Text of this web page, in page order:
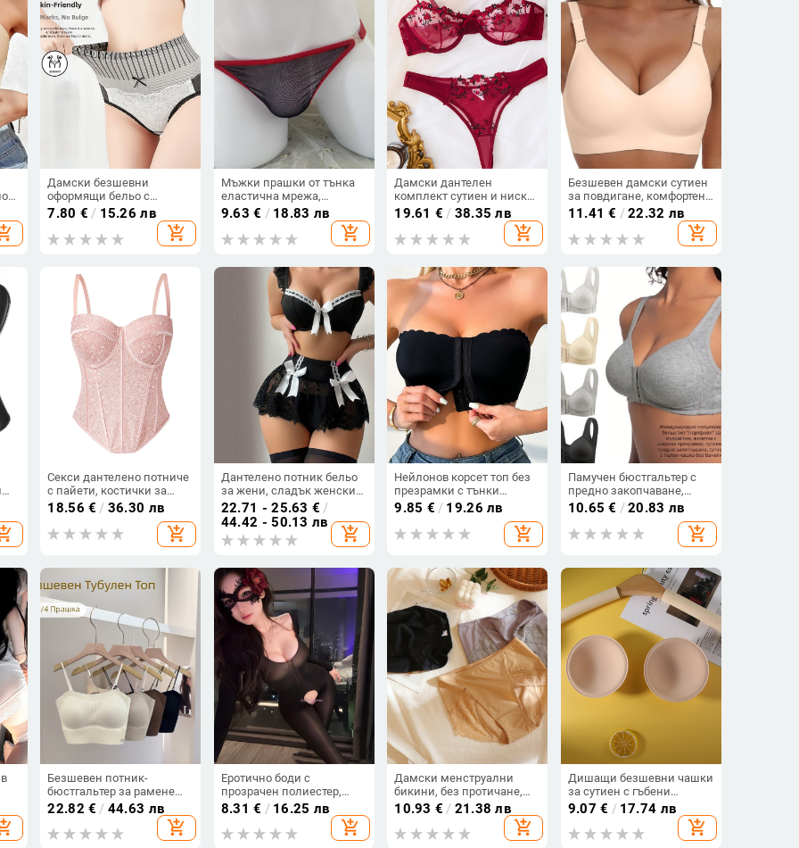
Дамски безшевни
оформящи бельо с
графенова дантела —
висока талия, стягане на
корема и ханша, дишащи,
7.80 € / 15.26 лв
add_shopping_cart
Мъжки прашки от тънка
еластична мрежа,
еротично бельо, ниска
9.63 € / 18.83 лв
add_shopping_cart
Дамски дантелен
комплект сутиен и ниски
бикини, прозрачен
мрежест панел и
бродерия
19.61 € / 38.35 лв
add_shopping_cart
Безшевен дамски сутиен
за повдигане, комфортен
и дишащ, подходящ за
европейски и
американски размери
11.41 € /22.32 лв
add_shopping_cart
Секси дантелено потниче
с пайети, костички за
опора и вградени
подплънки, подходящо за
носене като външно
18.56 € / 36.30 лв
add_shopping_cart
Дантелено потник бельо
за жени, сладък женски
ролеви стил, полиестер
90–95%, униформен стил,
Enjoy Love, лятно издание
2025
22.71 - 25.63 € /
44.42 - 50.13 лв
add_shopping_cart
Нейлонов корсет топ без
презрамки с тънки
формовани чашки,
дишащ, горна опора,
безшевен гръб
9.85 € / 19.26 лв
add_shopping_cart
Памучен бюстгальтер с
предно закопчаване,
широки презрамки,
пълна чашка, без банели,
за възрастни
10.65 € /20.83 лв
add_shopping_cart
Безшевен потник-
бюстгальтер за рамене
без презрамки с
подплънки, Nylon, чашка
3/4, топ обвивка
22.82 € / 44.63 лв
add_shopping_cart
Еротично боди с
прозрачен полиестер,
секси модел с открита
8.31 € / 16.25 лв
add_shopping_cart
Дамски менструални
бикини, без протичане,
дантелено бельо от
млечна коприна, плюс
размер до 100 кг
10.93 € / 21.38 лв
add_shopping_cart
Дишащи безшевни чашки
за сутиен с гъбени
вложки за йога облекло
9.07 € / 17.74 лв
add_shopping_cart